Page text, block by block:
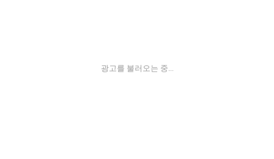
광고를 불러오는 중...